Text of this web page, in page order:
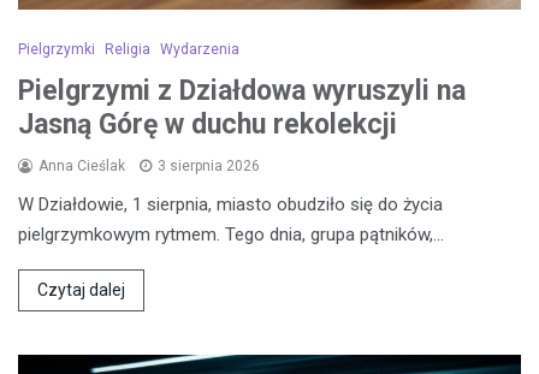
Pielgrzymki Religia Wydarzenia
Pielgrzymi z Działdowa wyruszyli na
Jasną Górę w duchu rekolekcji
Anna Cieślak 3 sierpnia 2026
W Działdowie, 1 sierpnia, miasto obudziło się do życia
pielgrzymkowym rytmem. Tego dnia, grupa pątników,…
Czytaj dalej